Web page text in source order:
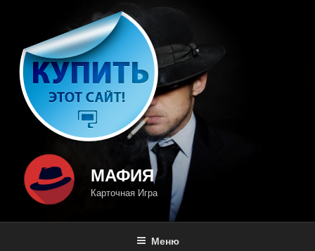
содержимому
МАФИЯ
Карточная Игра
Меню